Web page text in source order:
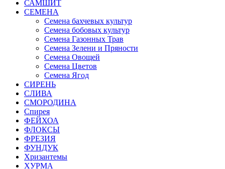
САМШИТ
СЕМЕНА
Семена бахчевых культур
Семена бобовых культур
Семена Газонных Трав
Семена Зелени и Пряности
Семена Овощей
Семена Цветов
Семена Ягод
СИРЕНЬ
СЛИВА
СМОРОДИНА
Спирея
ФЕЙХОА
ФЛОКСЫ
ФРЕЗИЯ
ФУНДУК
Хризантемы
ХУРМА